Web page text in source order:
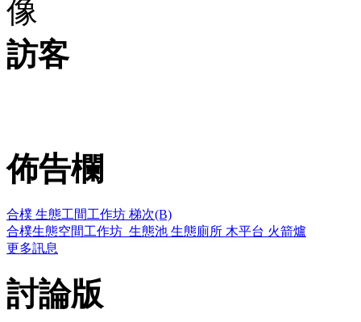
訪客
佈告欄
合樸 生態工間工作坊 梯次(B)
合樸生態空間工作坊_生態池 生態廁所 木平台 火箭爐
更多訊息
討論版